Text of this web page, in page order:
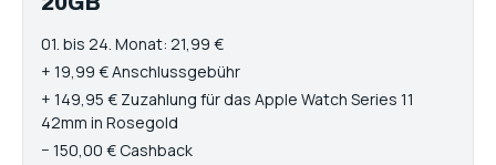
01. bis 24. Monat: 21,99 €
+ 19,99 € Anschlussgebühr
+ 149,95 € Zuzahlung für das Apple Watch Series 11
42mm in Rosegold
− 150,00 € Cashback